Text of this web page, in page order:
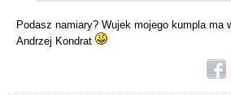
Podasz namiary? Wujek mojego kumpla ma
Andrzej Kondrat